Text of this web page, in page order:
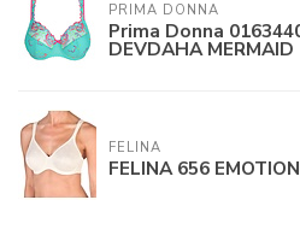
PRIMA DONNA
Prima Donna
DEVDAHA MERMAID
FELINA
FELINA 656